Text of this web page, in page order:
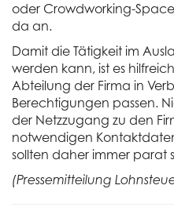
oder Crowdworking-
da an.
Damit die Tätigkeit im
werden kann, ist es
Abteilung der Firma in
Berechtigungen passen.
der Netzzugang zu den
notwendigen
sollten daher immer parat
(Pressemitteilung